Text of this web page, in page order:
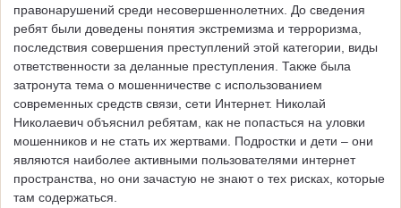
правонарушений среди несовершеннолетних. До сведения
ребят были доведены понятия экстремизма и терроризма,
последствия совершения преступлений этой категории, виды
ответственности за деланные преступления. Также была
затронута тема о мошенничестве с использованием
современных средств связи, сети Интернет. Николай
Николаевич объяснил ребятам, как не попасться на уловки
мошенников и не стать их жертвами. Подростки и дети – они
являются наиболее активными пользователями интернет
пространства, но они зачастую не знают о тех рисках, которые
там содержаться.